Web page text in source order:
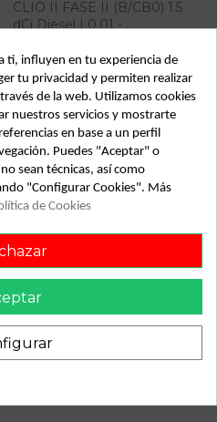
CLIO II FASE II (B/CB0) 1.5
dCi Diesel | 0.01 - ...
Turismo
49349
360
100028942
para renault clio ii fase ii
1.5 dci diesel | 0.01 - ...
ti, influyen en tu experiencia de
tu privacidad y permiten realizar
de la web. Utilizamos cookies
nuestros servicios y mostrarte
en base a un perfil
Puedes "Aceptar" o
sean técnicas, así como
"Configurar Cookies". Más
de Cookies